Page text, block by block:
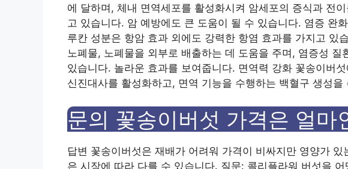
에 달하며, 체내 면역세포를 활성화시켜 암세포의 증식과 전
고 있습니다. 암 예방에도 큰 도움이 될 수 있습니다. 염증 완
루칸 성분은 항암 효과 외에도 강력한 항염 효과를 가지고 있
노폐물, 노폐물을 외부로 배출하는 데 도움을 주며, 염증성 질
있습니다. 놀라운 효과를 보여줍니다. 면역력 강화 꽃송이버
신진대사를 활성화하고, 면역 기능을 수행하는 백혈구 생성을
문의 꽃송이버섯 가격은 얼마
답변 꽃송이버섯은 재배가 어려워 가격이 비싸지만 영양가
은 시장에 따라 다를 수 있습니다. 질문: 콜리플라워 버섯을